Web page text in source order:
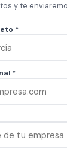
y te
*
*